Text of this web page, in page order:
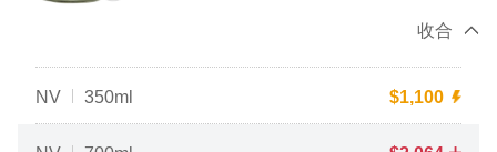
收合
NV 350ml $1,100